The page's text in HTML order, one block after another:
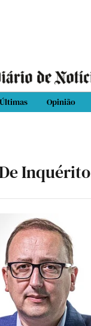
Últimas Opinião
Inquérito